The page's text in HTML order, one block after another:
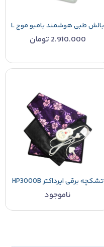
بالش طبی هوشمند بامبو موج L
2.910.000 تومان
تشکچه برقی ایرداکتر HP3000B
ناموجود